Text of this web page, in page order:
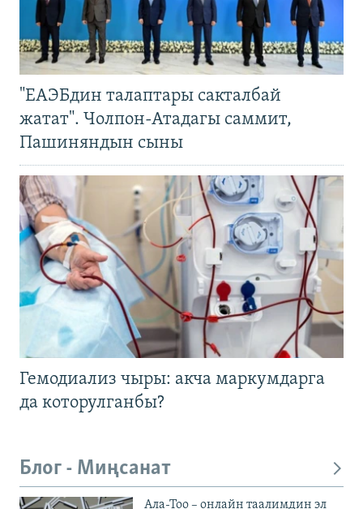
"ЕАЭБдин талаптары сакталбай
жатат". Чолпон-Атадагы саммит,
Пашиняндын сыны
Гемодиализ чыры: акча маркумдарга
да которулганбы?
Блог - Миңсанат
Ала-Тоо – онлайн таалимдин эл